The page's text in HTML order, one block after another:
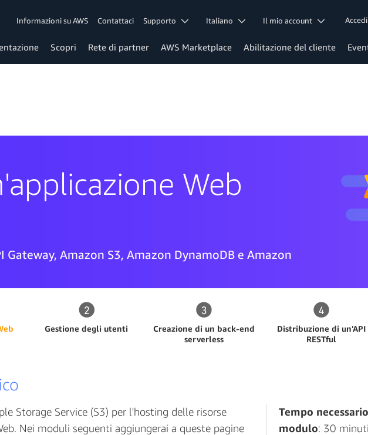
Informazioni su AWS Contattaci Supporto Italiano Il mio account Accedi
Scopri Rete di partner AWS Marketplace Abilitazione del cliente
Web
Amazon S3, Amazon DynamoDB e Amazon
Gestione degli utenti
Creazione di un back-end
serverless
Distribuzione di un'API
RESTful
Storage Service (S3) per l'hosting delle risorse
Nei moduli seguenti aggiungerai a queste pagine
Tempo
modulo: 30 minuti